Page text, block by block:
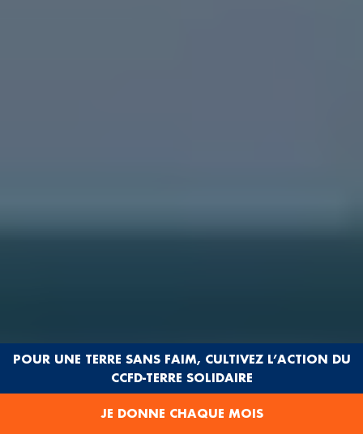
POUR UNE TERRE SANS FAIM, CULTIVEZ L’ACTION DU
CCFD-TERRE SOLIDAIRE
JE DONNE CHAQUE MOIS